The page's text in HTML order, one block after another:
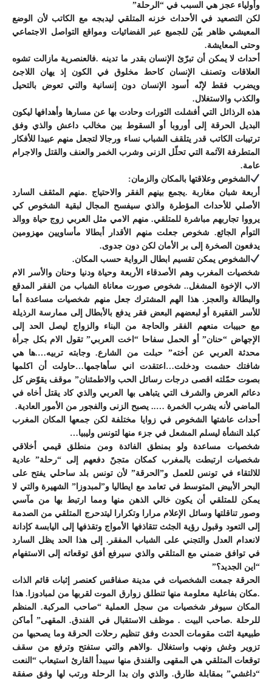
وأولياء عجز هي السبب في “الرحلة”
لكن التصعيد في الأحداث خزنه المتلقي ليدبجه مع الكاتب لأن الوضع
المعيشي ظاهر بيّن للجميع عبر الفضائيات ومواقع التواصل الاجتماعي
وحتى المعايشة.
أحداث لا يمكن أن تبرّئ الإنسان بقدر ما تدينه .فالعنصرية مازالت تشوه
العلاقات وتصنف الإنسان كاحط مخلوق في الكون إذ يهان اللاجئ
ويضرب فقط لإنّه أسود الإنسان دون إنسانية والتي تعوض بالتحيل
والكذب والاستغلال.
هذه الرذائل التي أفشلت الثورات وحادت بها عن مسارها وأهدافها ليكون
البديل الحرقة إلى أوروبا أو السقوط بين مخالب داعش والذي وفق
ترتيبات الكاتب قدر يتلقف الشباب نساء ورجالا لتجعل منهم عبيدا للأفكار
المتطرفة الآثمة التي تحلّل الزنى وشرب الخمر والعنف والقتل والاجرام
عامة.
الشخوص وعلاقتها بالمكان والزمان:
أربعة شبان مغاربة .يجمع بينهم الفقر والاحتياج .منهم المثقف السارد
الأصلي للأحداث المؤطرة والذي سيفسح المجال لبقية الشخوص كي
يرووا تجاربهم مباشرة للمتلقي. منهم الامي مثل العربي زوج حياة ووالد
التوأم الجائع. شخوص جعلت منهم الأقدار أبطالا مأساويين مهزومين
يدفعون الصخرة إلى بر الأمان لكن دون جدوى.
الشخوص يمكن تقسيم ابطال الرواية حسب المكان.
شخصيات المغرب وهم الأصدقاء الأربعة وحياة ودنيا وحنان والأسر الام
الاب الإخوة المشغل.. شخوص صورت معاناة الشباب من الفقر المدقع
والبطالة والعجز. هذا الهم المشترك جعل منهم شخصيات مساعدة أما
للأسر الفقيرة أو لبعضهم البعض فقر يدفع بالأبطال إلى ممارسة الرذيلة
مع حبيبات منعهم الفقر والحاجة من البناء والزواج ليصل الحد إلى
الإجهاض “حنان” أو الحمل سفاحا “اخت العربي” تقول الام بكل جرأة
محدثة العربي عن أخته” حبلت من الشارع. وجابته تربيه….ها هي
شافتك حشمت ودخلت…اعتقدت اني سأهاجمها…حاولت أن اكلمها
بصوت حمّلته اقصى درجات رسائل الحب والاطمئنان” موقف يقوّض كل
دعائم العرض والشرف التي يتباهى بها العربي والذي كاد يقتل أخاه في
الماضي لأنه يشرب الخمرة ….. يصبح الزنى والفجور من الأمور العادية.
أحداث عاشتها الشخوص في زوايا مختلفة لكن جمعها المكان المغرب
كبلد النشأة ليسلم المشعل في جزء منها لتونس وليبيا…
شخصيات مساعدة ولو بمنطق الفائدة ومن منطلق قيمي أخلاقي
شخصيات ارتبطت بالمغرب كمكان متجنً دفعهم إلى “رحلة” عادية
للالتقاء في تونس للعمل و”الحرقة” لأن تونس بلد ساحلي يفتح على
البحر الأبيض المتوسط في تعامد مع ايطاليا و”لمبدوزا” الشهيرة والتي لا
يمكن للمتلقي أن يكون خالي الذهن منها ومما ارتبط بها من مآسي
وصور تناقلتها وسائل الإعلام مرارا وتكرارا ليتدحرج المتلقي من الصدمة
إلى التعود وقبول رؤية الجثث تتقاذفها الأمواج وتقذفها إلى اليابسة كإدانة
لانعدام العدل والتجني على الشباب المفقر. إلى هذا الحد يظل السارد
في توافق ضمني مع المتلقي والذي سيرفع أفق توقعاته إلى الاستفهام
“اين الجديد؟”
الحرقة جمعت الشخصيات في مدينة صفاقس كعنصر إثبات قائم الذات
.مكان بفاعلية معلومة منها تنطلق زوارق الموت لقربها من لمبادوزا. هذا
المكان سيوفر شخصيات من سجل العملية “صاحب المركبة. المنظم
للرحلة .صاحب البيت . موظف الاستقبال في الفندق. المقهى” أماكن
طبيعية اثثت مقومات الحدث وفق تنظيم رحلات الحرقة وما يصحبها من
تزوير وغش ونهب واستغلال .والاهم والتي ستفتح وترفع من سقف
توقعات المتلقي هي المقهى والفندق منها سيبدأ القارئ استيعاب “النعت
“داغشي” بمقابلة طارق. والذي وان بدا الرحلة ورتب لها وفق صفقة